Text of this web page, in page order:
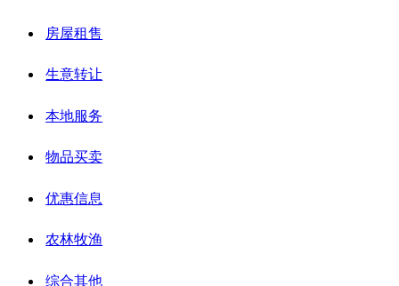
房屋租售
生意转让
本地服务
物品买卖
优惠信息
农林牧渔
综合其他